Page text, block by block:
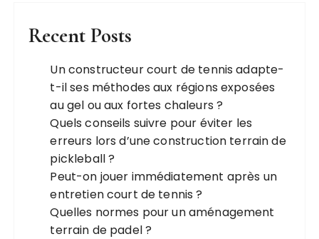
Recent Posts
Un constructeur court de tennis adapte-
t-il ses méthodes aux régions exposées
au gel ou aux fortes chaleurs ?
Quels conseils suivre pour éviter les
erreurs lors d’une construction terrain de
pickleball ?
Peut-on jouer immédiatement après un
entretien court de tennis ?
Quelles normes pour un aménagement
terrain de padel ?